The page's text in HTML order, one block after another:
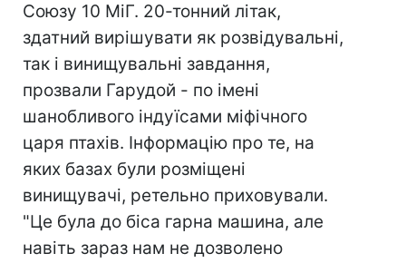
Союзу 10 МіГ. 20-тонний літак,
здатний вирішувати як розвідувальні,
так і винищувальні завдання,
прозвали Гарудой - по імені
шанобливого індуїсами міфічного
царя птахів. Інформацію про те, на
яких базах були розміщені
винищувачі, ретельно приховували.
"Це була до біса гарна машина, але
навіть зараз нам не дозволено